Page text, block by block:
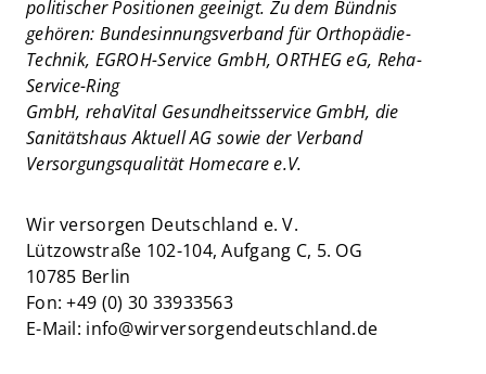
politischer Positionen geeinigt. Zu dem Bündnis
gehören: Bundesinnungsverband für Orthopädie-
Technik, EGROH-Service GmbH, ORTHEG eG, Reha-
Service-Ring
GmbH, rehaVital Gesundheitsservice GmbH, die
Sanitätshaus Aktuell AG sowie der Verband
Versorgungsqualität Homecare e.V.
Wir versorgen Deutschland e. V.
Lützowstraße 102-104, Aufgang C, 5. OG
10785 Berlin
Fon: +49 (0) 30 33933563
E-Mail: info@wirversorgendeutschland.de